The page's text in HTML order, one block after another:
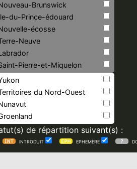
Brunswick
du-Prince-édouard
écosse
Neuve
Pierre-et-Miquelon
du Nord-Ouest
de répartition suivant(s) :
INTRODUIT EPHEMÈRE